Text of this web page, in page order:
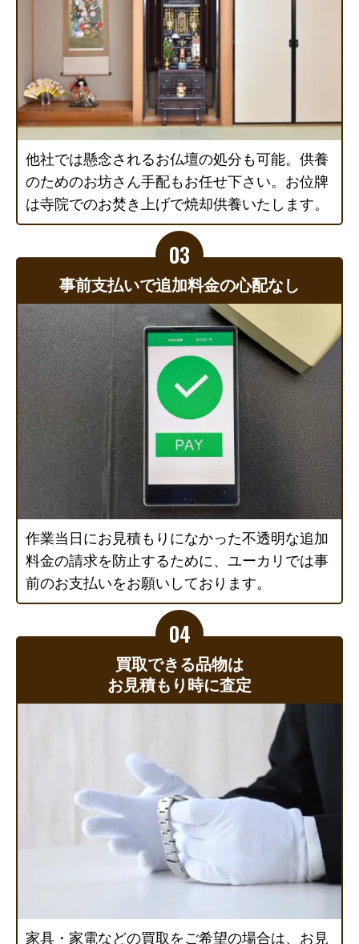
他社では懸念されるお仏壇の処分も可能。供養
のためのお坊さん手配もお任せ下さい。お位牌
は寺院でのお焚き上げで焼却供養いたします。
事前支払いで追加料金の心配なし
作業当日にお見積もりになかった不透明な追加
料金の請求を防止するために、ユーカリでは事
前のお支払いをお願いしております。
買取できる品物は
お見積もり時に査定
家具・家電などの買取をご希望の場合は、お見